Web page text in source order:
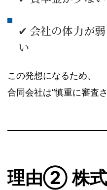
✔ 会社の体力が
い
この発想になるため、
合同会社は“慎重に審査
理由② 株式